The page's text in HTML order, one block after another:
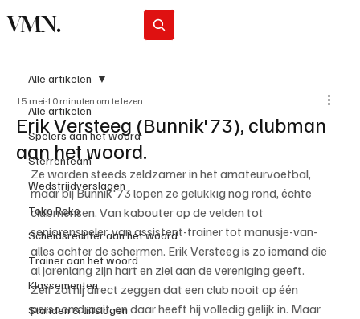
VMN.
Alle artikelen
Spelers aan het woord
Sterrenteam
Wedstrijdverslagen
Toko Roko
Scheidsrechter aan het woord
Trainer aan het woord
Klassementen
Standen & uitslagen
Alle artikelen
Erik Versteeg (Bunnik'73), clubman
aan het woord.
15 mei 10 minuten om te lezen
Ze worden steeds zeldzamer in het amateurvoetbal,
maar bij Bunnik'73 lopen ze gelukkig nog rond, échte
clubmensen. Van kabouter op de velden tot
seniorenspeler, van assistent-trainer tot manusje-van-
alles achter de schermen. Erik Versteeg is zo iemand die
al jarenlang zijn hart en ziel aan de vereniging geeft.
Zelf zal hij direct zeggen dat een club nooit op één
persoon draait, en daar heeft hij volledig gelijk in. Maar